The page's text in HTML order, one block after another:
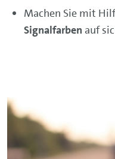
Machen Sie mit
Signalfarben auf